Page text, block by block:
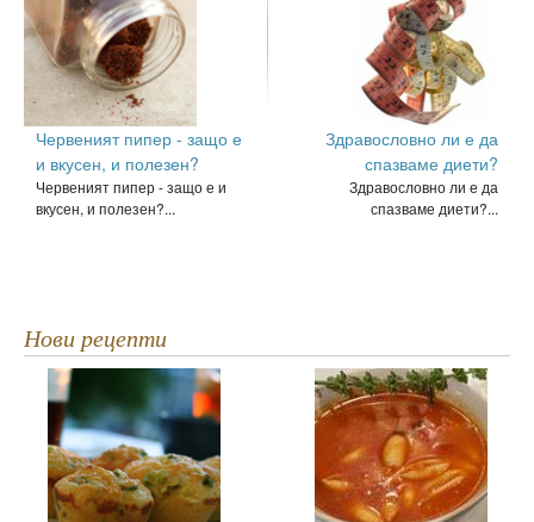
Червеният пипер - защо е
и вкусен, и полезен?
Червеният пипер - защо е и
вкусен, и полезен?...
Здравословно ли е да
спазваме диети?
Здравословно ли е да
спазваме диети?...
Нови рецепти